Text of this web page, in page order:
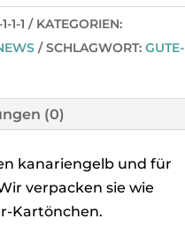
1-1
KATEGORIEN:
SCHLAGWORT:GUTE-
(0)
kanariengelb und für
verpacken sie wie
Kartönchen.